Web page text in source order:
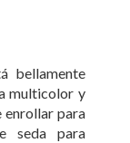
bellamente
multicolor y
enrollar para
seda para